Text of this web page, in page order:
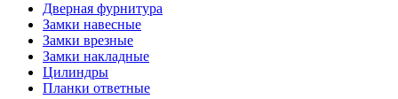
Дверная фурнитура
Замки навесные
Замки врезные
Замки накладные
Цилиндры
Планки ответные